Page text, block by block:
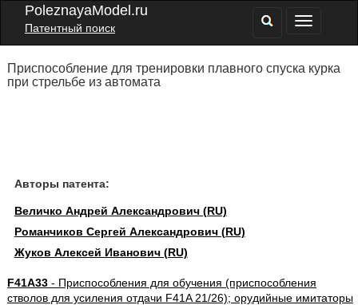
PoleznayaModel.ru
Патентный поиск
Приспособление для тренировки плавного спуска курка
при стрельбе из автомата
Авторы патента:
Величко Андрей Александрович (RU)
Романчиков Сергей Александрович (RU)
Жуков Алексей Иванович (RU)
F41A33- Приспособления для обучения (приспособления
стволов для усиления отдачи F41A 21/26); орудийные имитаторы